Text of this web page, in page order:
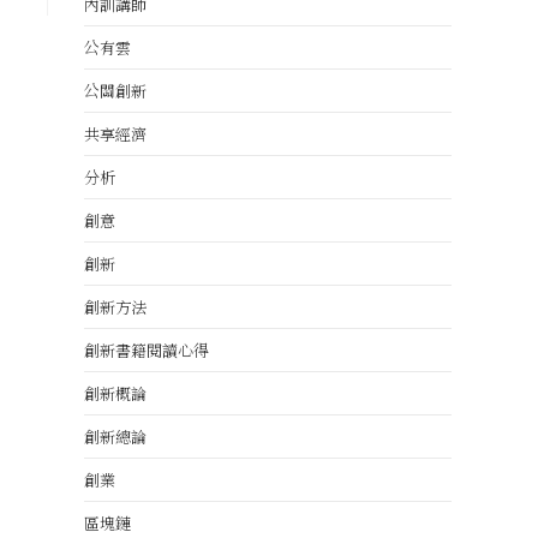
公有雲
公關創新
共享經濟
分析
創意
創新
創新方法
創新書籍閱讀心得
創新概論
創新總論
創業
區塊鏈